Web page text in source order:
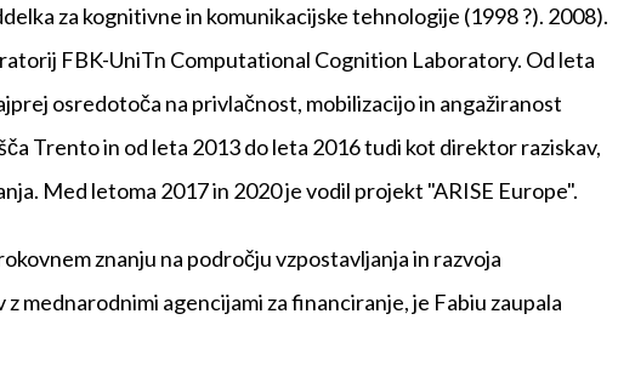
za kognitivne in komunikacijske tehnologije (1998 ?). 2008).
FBK-UniTn Computational Cognition Laboratory. Od leta
osredotoča na privlačnost, mobilizacijo in angažiranost
Trento in od leta 2013 do leta 2016 tudi kot direktor raziskav,
Med letoma 2017 in 2020 je vodil projekt "ARISE Europe".
znanju na področju vzpostavljanja in razvoja
mednarodnimi agencijami za financiranje, je Fabiu zaupala